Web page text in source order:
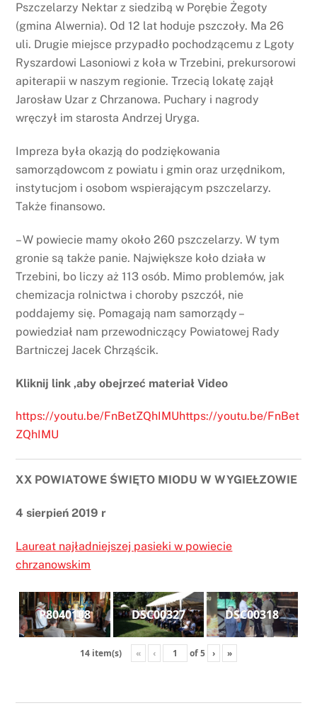
Pszczelarzy Nektar z siedzibą w Porębie Żegoty
(gmina Alwernia). Od 12 lat hoduje pszczoły. Ma 26
uli. Drugie miejsce przypadło pochodzącemu z Lgoty
Ryszardowi Lasoniowi z koła w Trzebini, prekursorowi
apiterapii w naszym regionie. Trzecią lokatę zajął
Jarosław Uzar z Chrzanowa. Puchary i nagrody
wręczył im starosta Andrzej Uryga.
Impreza była okazją do podziękowania
samorządowcom z powiatu i gmin oraz urzędnikom,
instytucjom i osobom wspierającym pszczelarzy.
Także finansowo.
– W powiecie mamy około 260 pszczelarzy. W tym
gronie są także panie. Największe koło działa w
Trzebini, bo liczy aż 113 osób. Mimo problemów, jak
chemizacja rolnictwa i choroby pszczół, nie
poddajemy się. Pomagają nam samorządy –
powiedział nam przewodniczący Powiatowej Rady
Bartniczej Jacek Chrząścik.
Kliknij link ,aby obejrzeć materiał Video
https://youtu.be/FnBetZQhIMUhttps://youtu.be/FnBet
ZQhIMU
XX POWIATOWE ŚWIĘTO MIODU W WYGIEŁZOWIE
4 sierpień 2019 r
Laureat najładniejszej pasieki w powiecie
chrzanowskim
P8040108 DSC00327 DSC00318
14 item(s) « ‹ of5 › »